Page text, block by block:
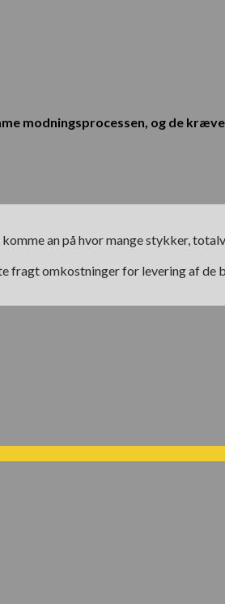
modningsprocessen, og de
an på hvor mange stykker,
omkostninger for levering af de